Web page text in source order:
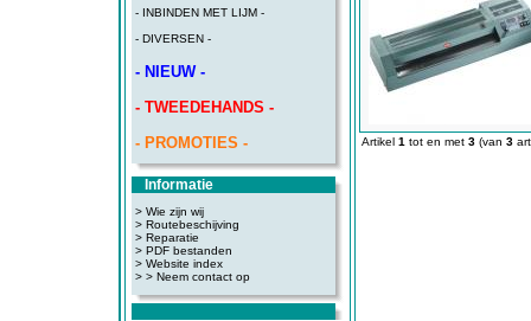
- INBINDEN MET LIJM -
- DIVERSEN -
- NIEUW -
- TWEEDEHANDS -
- PROMOTIES -
Informatie
> Wie zijn wij
> Routebeschijving
> Reparatie
> PDF bestanden
> Website index
> > Neem contact op
Artikel 1 tot en met 3 (van 3